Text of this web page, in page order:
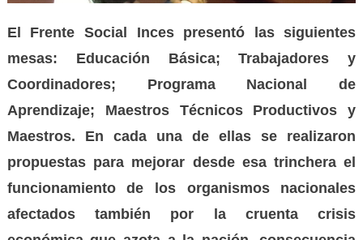
El Frente Social Inces presentó
las siguientes
mesas: Educación Básica; Trabajadores y
Coordinadores; Programa Nacional de
Aprendizaje; Maestros Técnicos Productivos y
Maestros. En cada una de ellasse realizaron
propuestaspara mejorar desde esa trinchera el
funcionamiento de los organismos nacionales
afectados también por la cruenta crisis